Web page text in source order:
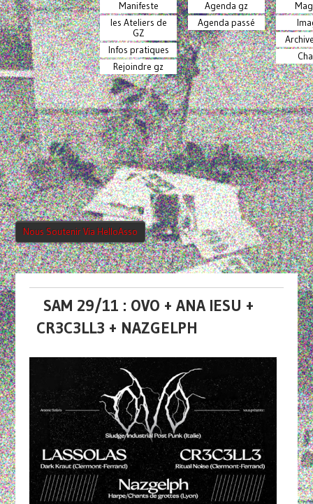
Manifeste
les Ateliers de
GZ
Infos pratiques
Rejoindre gz
Agenda gz
Agenda passé
Nous Soutenir Via HelloAsso
SAM 29/11 : OVO + ANA IESU +
CR3C3LL3 + NAZGELPH